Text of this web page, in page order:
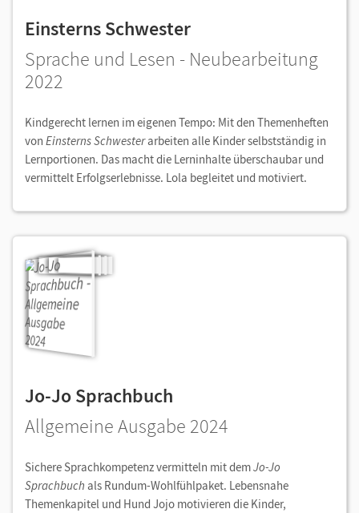
Einsterns Schwester
Sprache und Lesen - Neubearbeitung
2022
Kindgerecht lernen im eigenen Tempo: Mit den Themenheften
von Einsterns Schwesterarbeiten alle Kinder selbstständig in
Lernportionen. Das macht die Lerninhalte überschaubar und
vermittelt Erfolgserlebnisse. Lola begleitet und motiviert.
Jo-Jo Sprachbuch
Allgemeine Ausgabe 2024
Sichere Sprachkompetenz vermitteln mit demJo-Jo
Sprachbuch als Rundum-Wohlfühlpaket. Lebensnahe
Themenkapitel und Hund Jojo motivieren die Kinder,